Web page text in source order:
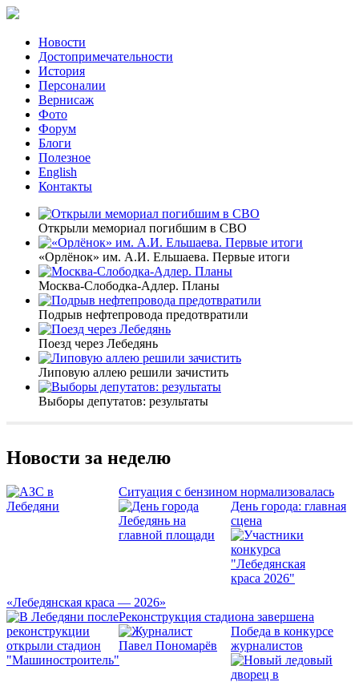
Новости
Достопримечательности
История
Персоналии
Вернисаж
Фото
Форум
Блоги
Полезное
English
Контакты
Открыли мемориал погибшим в СВО
«Орлёнок» им. А.И. Ельшаева. Первые итоги
Москва-Слободка-Адлер. Планы
Подрыв нефтепровода предотвратили
Поезд через Лебедянь
Липовую аллею решили зачистить
Выборы депутатов: результаты
Новости за неделю
Ситуация с бензином нормализовалась
День города: главная
сцена
«Лебедянская краса — 2026»
Реконструкция стадиона завершена
Победа в конкурсе
журналистов